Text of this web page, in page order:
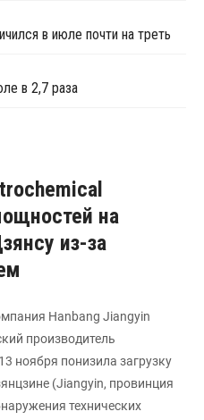
в июле почти на треть
в 2,7 раза
на
из-за
Hanbang Jiangyin
производитель
ноября понизила загрузку
(Jiangyin, провинция
технических